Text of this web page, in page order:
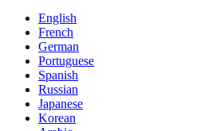
English
French
German
Portuguese
Spanish
Russian
Japanese
Korean